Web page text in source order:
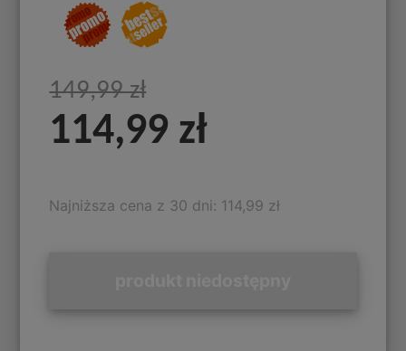
149,99 zł
114,99 zł
Najniższa cena z 30 dni: 114,99 zł